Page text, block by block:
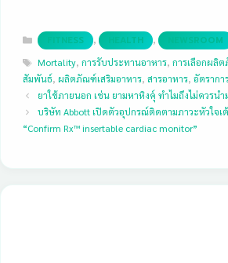
Categories
FITNESS , HEALTH , NEWSROOM
Tags
Mortality,การรับประทานอาหาร,การเลือกผลิ
สัมพันธ์, ผลิตภัณฑ์เสริมอาหาร, สารอาหาร, อัตรากา
ยาใช้ภายนอก เช่น ยามหาหิงคุ์ ทำไมถึงไม่ควรน
บริษัท Abbott เปิดตัวอุปกรณ์ติดตามภาวะหัวใจ
“Confirm Rx™ insertable cardiac monitor”